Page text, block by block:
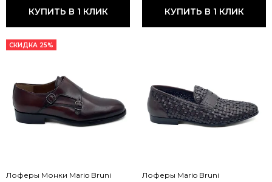
КУПИТЬ В 1 КЛИК КУПИТЬ В 1 КЛИК
СКИДКА 25%
Лоферы Монки Mario Bruni
Лоферы Mario Bruni